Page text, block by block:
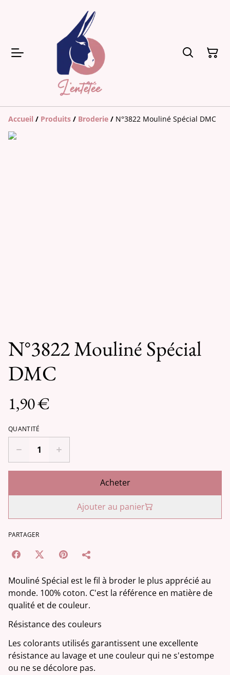
Accueil / Produits / Broderie / N°3822 Mouliné Spécial DMC
N°3822 Mouliné Spécial
DMC
1,90 €
QUANTITÉ
Acheter
Ajouter au panier
PARTAGER
Mouliné Spécial est le fil à broder le plus apprécié au
monde. 100% coton. C'est la référence en matière de
qualité et de couleur.
Résistance des couleurs
Les colorants utilisés garantissent une excellente
résistance au lavage et une couleur qui ne s'estompe
ou ne se décolore pas.